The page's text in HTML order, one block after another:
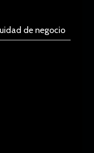
de negocio